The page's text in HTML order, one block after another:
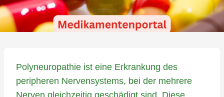
Polyneuropathie ist eine Erkrankung des
peripheren Nervensystems, bei der mehrere
Nerven gleichzeitig geschädigt sind. Diese